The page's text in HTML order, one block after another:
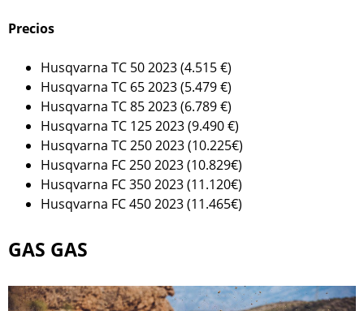
Precios
Husqvarna TC 50 2023 (4.515 €)
Husqvarna TC 65 2023 (5.479 €)
Husqvarna TC 85 2023 (6.789 €)
Husqvarna TC 125 2023 (9.490 €)
Husqvarna TC 250 2023 (10.225€)
Husqvarna FC 250 2023 (10.829€)
Husqvarna FC 350 2023 (11.120€)
Husqvarna FC 450 2023 (11.465€)
GAS GAS